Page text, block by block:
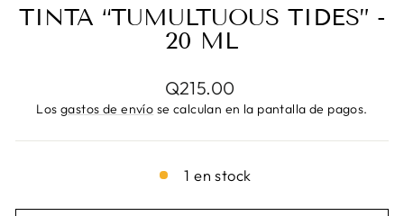
TINTA “TUMULTUOUS TIDES” -
20 ML
Precio
habitual
Q215.00
Losgastos de envío se calculan en la pantalla de pagos.
1 en stock